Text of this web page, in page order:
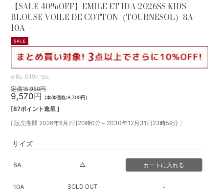
【SALE 40%OFF】EMILE ET IDA 2026SS KIDS
BLOUSE VOILE DE COTTON（TOURNESOL）8A-
10A
ei6s-019k-tou
定価15,950円
9,570円 (本体価格:8,700円)
[87ポイント進呈 ]
[ 販売期間 2026年8月7日20時0分～ 2030年12月31日23時59分 ]
サイズ
8A △
10A SOLD OUT -